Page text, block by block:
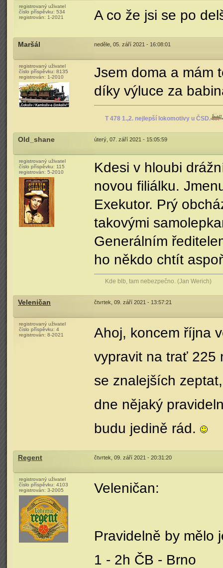
registrovaný uživatel
číslo příspěvku: 534
registrován: 1-2021 A co že jsi se po
Maršál neděle, 05. září 2021 - 16:08:01
registrovaný uživatel
číslo příspěvku: 8135
registrován: 1-2010
Jsem doma a mám
díky výluce za
T 478 1.,2. nejlepší lokomotivy u ČSD.
Old_shane úterý, 07. září 2021 - 15:05:59
registrovaný uživatel
číslo příspěvku: 115
registrován: 5-2010
Kdesi v hloubi
novou filiálku.
Exekutor. Prý
takovými
Generálním
ho někdo chtít
Kde blb, tam nebezpečno. (Jan Werich)
Veleničan čtvrtek, 09. září 2021 - 13:57:21
registrovaný uživatel
číslo příspěvku: 4
registrován: 8-2021
Ahoj, koncem října
vypravit na trať 225
se znalejších
dne nějaký
budu jedině rád.
Regent čtvrtek, 09. září 2021 - 20:31:20
registrovaný uživatel
číslo příspěvku: 4103
registrován: 3-2005 Veleničan:
Pravidelně by mělo
1 - 2h ČB - Brno